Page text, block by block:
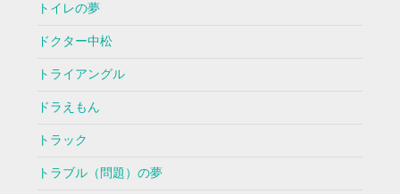
トイレの夢
ドクター中松
トライアングル
ドラえもん
トラック
トラブル（問題）の夢